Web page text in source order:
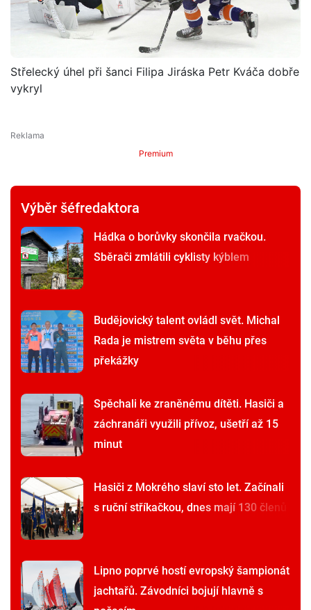
Střelecký úhel při šanci Filipa Jiráska Petr Kváča dobře
vykryl
Premium
Výběr šéfredaktora
Hádka o borůvky skončila rvačkou.
Sběrači zmlátili cyklisty kýblem
Budějovický talent ovládl svět. Michal
Rada je mistrem světa v běhu přes
překážky
Spěchali ke zraněnému dítěti. Hasiči a
záchranáři využili přívoz, ušetří až 15
minut
Hasiči z Mokrého slaví sto let. Začínali
s ruční stříkačkou, dnes mají 130 členů
Lipno poprvé hostí evropský šampionát
jachtařů. Závodníci bojují hlavně s